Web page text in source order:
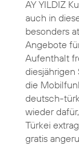
AY YILDIZ
auch in
besonders
Angebote
Aufenthalt
die
deutsch-
wieder
Türkei
gratis